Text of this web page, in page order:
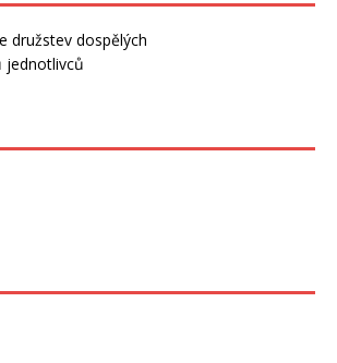
družstev dospělých
jednotlivců